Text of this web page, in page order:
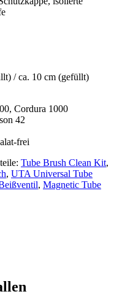
/ ca. 10 cm (gefüllt)
Cordura 1000
42
frei
Tube Brush Clean Kit,
, UTA Universal Tube
, Magnetic Tube